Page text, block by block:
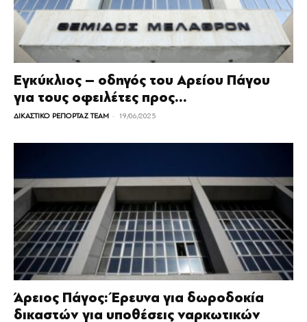
Εγκύκλιος – οδηγός του Αρείου Πάγου
για τους οφειλέτες προς...
ΔΙΚΑΣΤΙΚΟ ΡΕΠΟΡΤΑΖ TEAM - 19/06/2025
Άρειος Πάγος: Έρευνα για δωροδοκία
δικαστών για υποθέσεις ναρκωτικών